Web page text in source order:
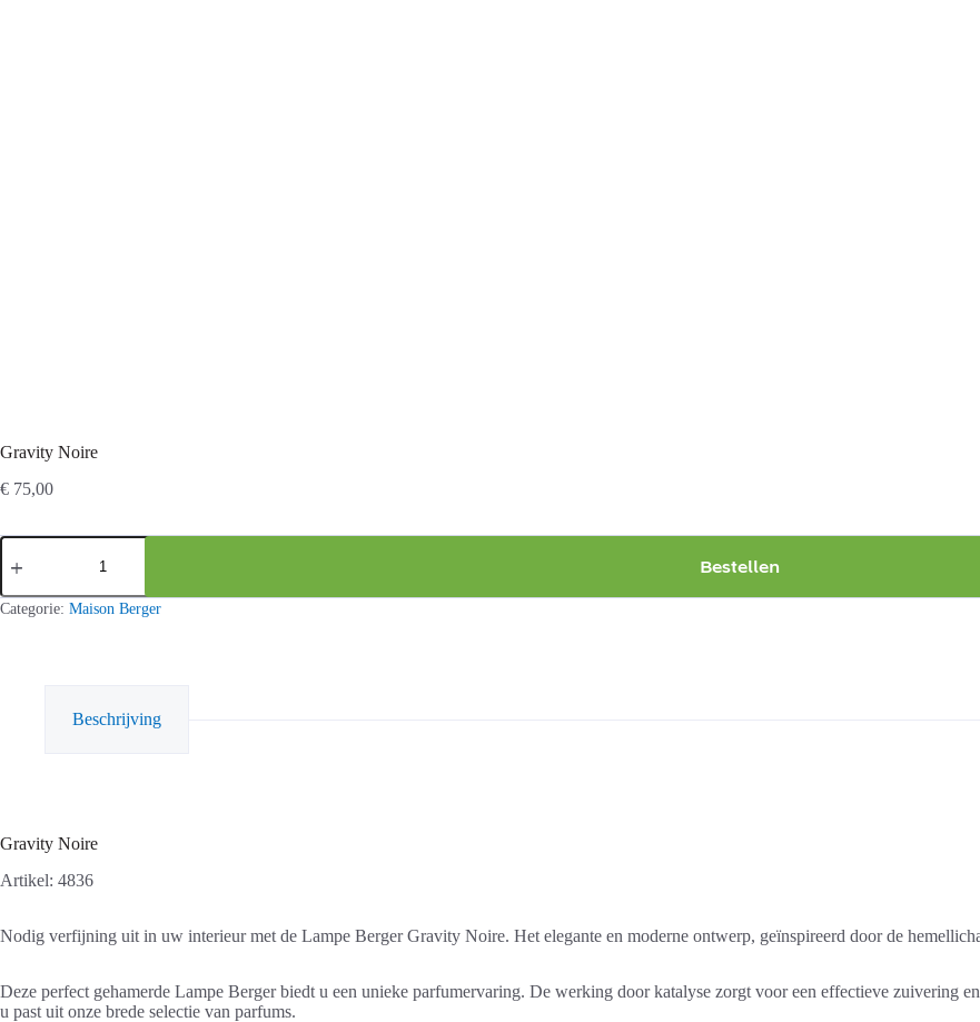
Gravity Noire
€ 75,00
Gravity
Noire
Bestellen
Categorie: Maison Berger
Beschrijving
Gravity Noire
Artikel: 4836
Nodig verfijning uit in uw interieur met de Lampe Berger Gravity Noire. Het elegante en moderne ontwerp, geïnspireerd door de
Deze perfect gehamerde Lampe Berger biedt u een unieke parfumervaring. De werking door katalyse zorgt voor een effectieve zuivering
u past uit onze brede selectie van parfums.